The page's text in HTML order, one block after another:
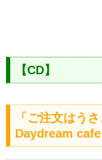
【CD】
「ご注文はう
Daydream cafe